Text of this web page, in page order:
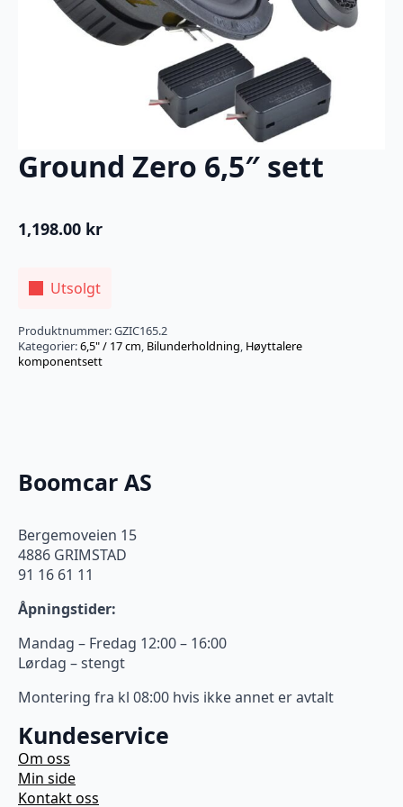
Ground Zero 6,5″ sett
1,198.00 kr
Utsolgt
Produktnummer:GZIC165.2
Kategorier:6,5" / 17 cm, Bilunderholdning, Høyttalere
komponentsett
Boomcar AS
Bergemoveien 15
4886 GRIMSTAD
91 16 61 11
Åpningstider:
Mandag – Fredag 12:00 – 16:00
Lørdag – stengt
Montering fra kl 08:00 hvis ikke annet er avtalt
Kundeservice
Om oss
Min side
Kontakt oss